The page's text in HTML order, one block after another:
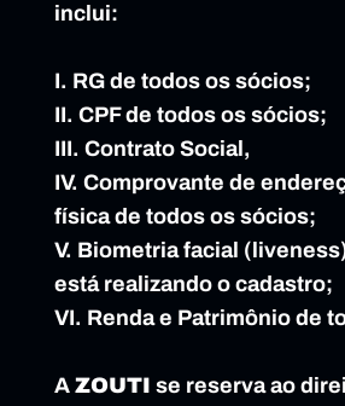
inclui:
I. RG de todos os sócios;
II. CPF de todos os sócios;
III. Contrato Social,
IV. Comprovante de
física de todos os sócios;
V. Biometria facial
está realizando o cadastro;
VI. Renda e Patrimônio de
A ZOUTI se reserva ao